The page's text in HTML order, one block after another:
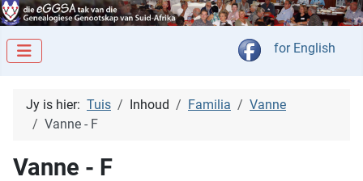
Kies jou taal
for English
Jy is hier: Tuis Inhoud Familia
Vanne
Vanne - F
Vanne - F